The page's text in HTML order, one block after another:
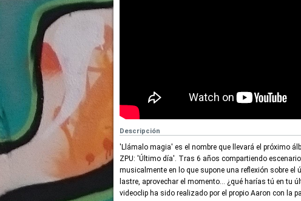
Descripción
'Llámalo magia' es el nombre que llevará el próximo
ZPU: 'Último día'. Tras 6 años compartiendo
musicalmente en lo que supone una reflexión sobre
lastre, aprovechar el momento... ¿qué harías tú en tu
videoclip ha sido realizado por el propio Aaron con la